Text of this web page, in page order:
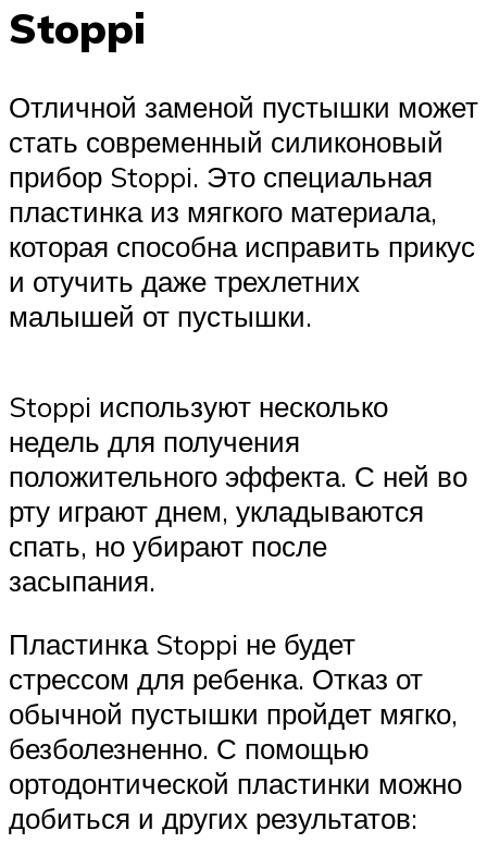
Stoppi
Отличной заменой пустышки может
стать современный силиконовый
прибор Stoppi. Это специальная
пластинка из мягкого материала,
которая способна исправить прикус
и отучить даже трехлетних
малышей от пустышки.
Stoppi используют несколько
недель для получения
положительного эффекта. С ней во
рту играют днем, укладываются
спать, но убирают после
засыпания.
Пластинка Stoppi не будет
стрессом для ребенка. Отказ от
обычной пустышки пройдет мягко,
безболезненно. С помощью
ортодонтической пластинки можно
добиться и других результатов: